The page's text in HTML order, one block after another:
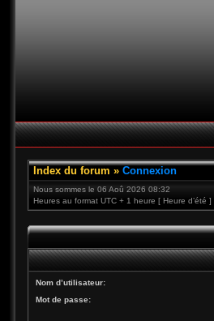
Index du forum » Connexion
Nous sommes le 06 Aoû 2026 08:32
Heures au format UTC + 1 heure [ Heure d’été ]
Nom d’utilisateur:
Mot de passe: